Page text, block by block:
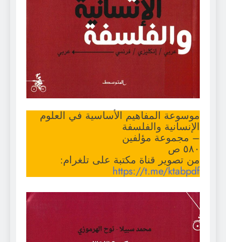
موسوعة المفاهيم الأساسية في العلوم
الإنسانية والفلسفة
– مجموعة مؤلفين
٥٨٠ ص
من تصوير قناة مكتبة على تلغرام:
https://t.me/ktabpdf